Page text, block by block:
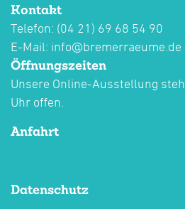
Kontakt
Telefon: (04 21) 69 68 54 90
E-Mail: info@bremerraeume.de
Öffnungszeiten
Unsere Online-Ausstellung
Uhr offen.
Anfahrt
Datenschutz